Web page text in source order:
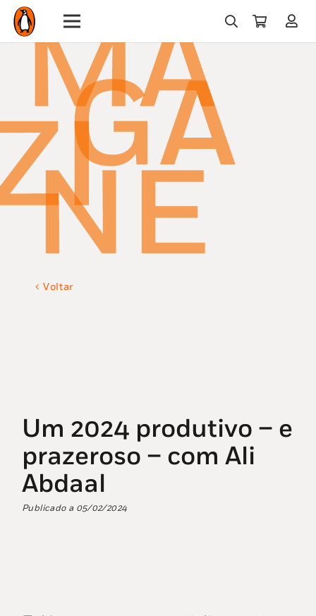
Voltar
Um 2024 produtivo – e
prazeroso – com Ali
Abdaal
Publicado a 05/02/2024